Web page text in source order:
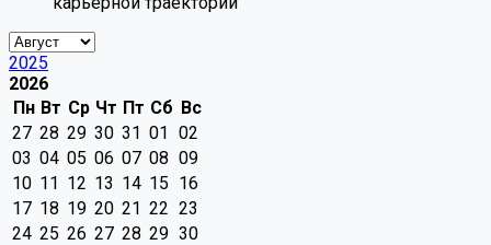
2025
2026
Пн Вт Ср Чт Пт Сб Вс
27 28 29 30 31 01 02
03 04 05 06 07 08 09
10 11 12 13 14 15 16
17 18 19 20 21 22 23
24 25 26 27 28 29 30